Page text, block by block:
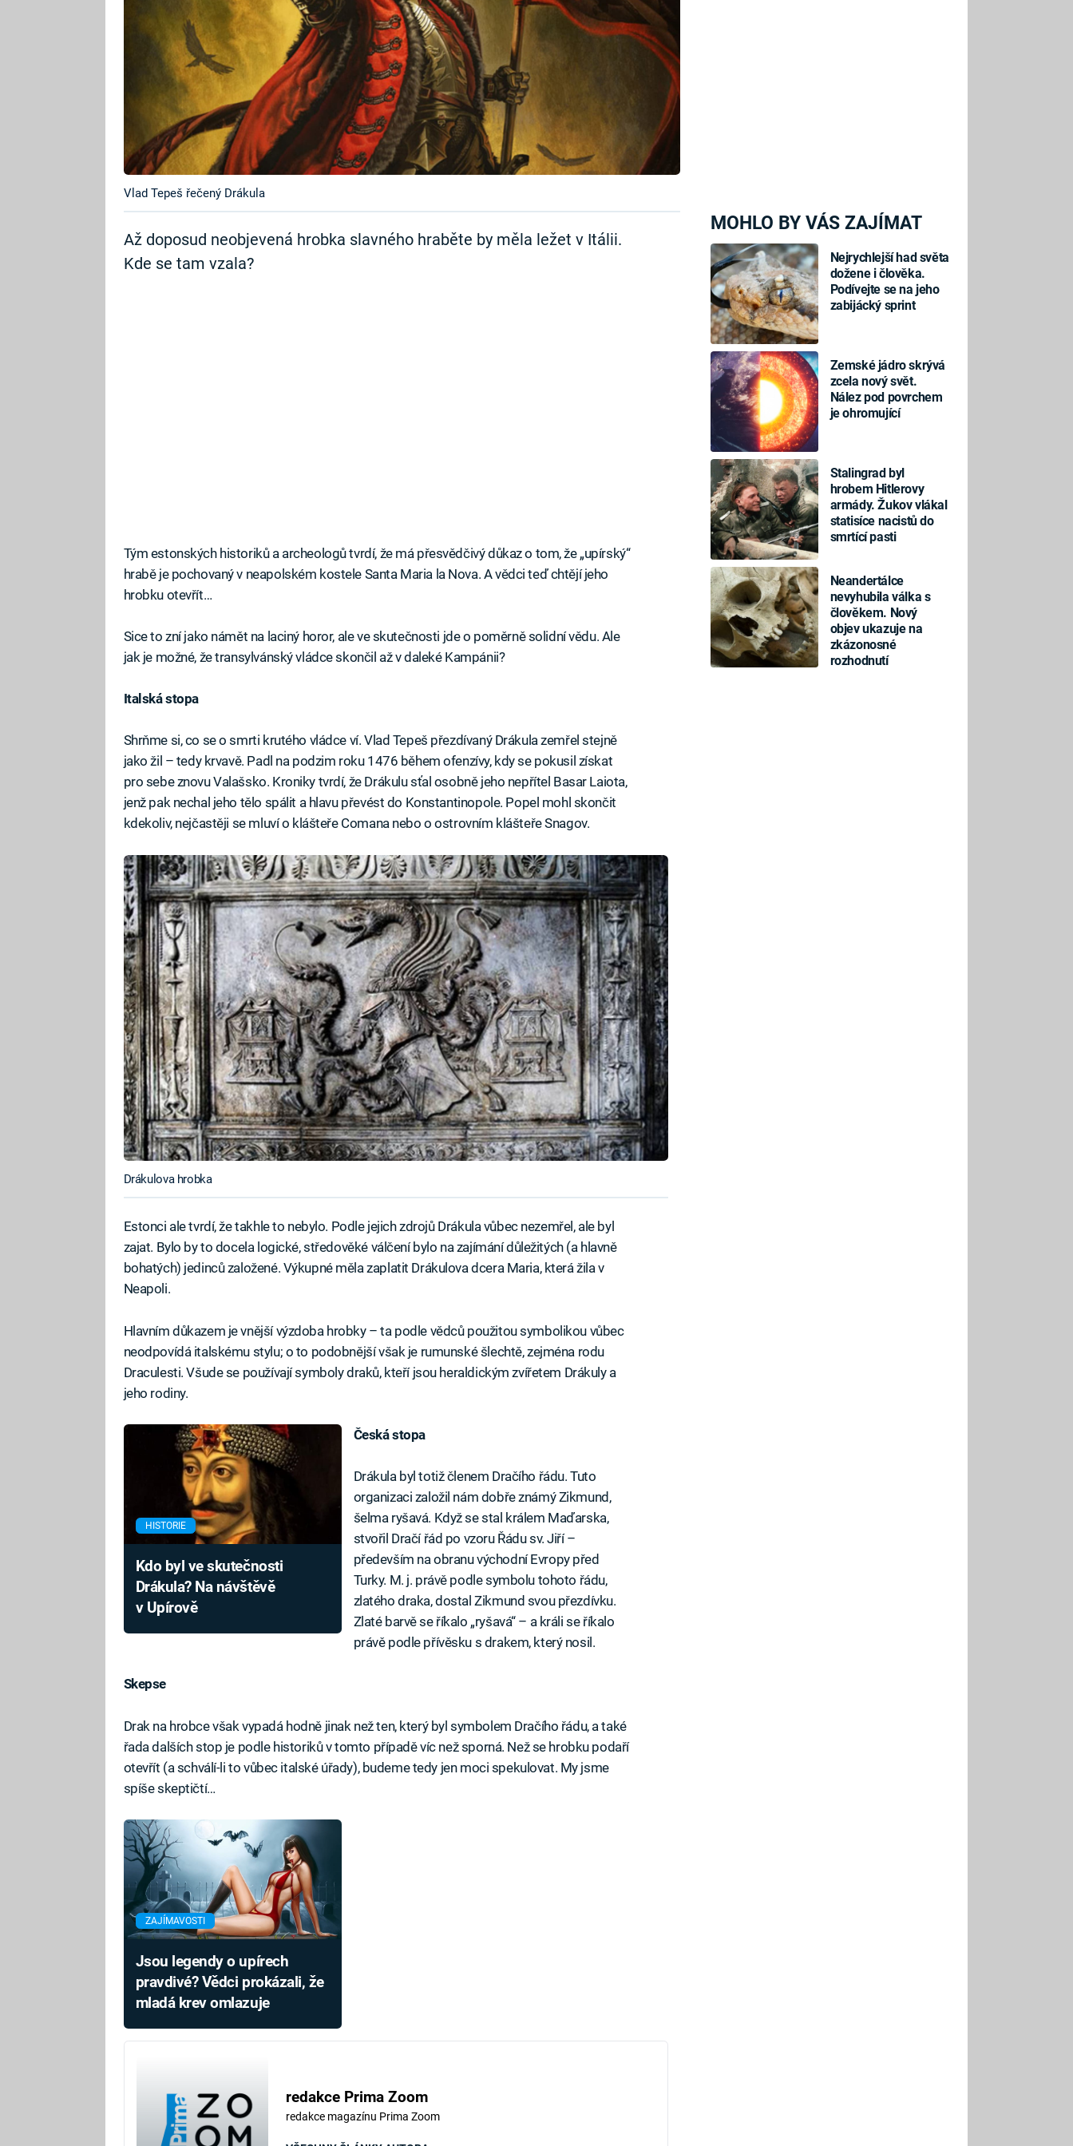
MOHLO BY VÁS ZAJÍMAT
Nejrychlejší had světa
dožene i člověka.
Podívejte se na jeho
zabijácký sprint
Zemské jádro skrývá
zcela nový svět.
Nález pod povrchem
je ohromující
Stalingrad byl
hrobem Hitlerovy
armády. Žukov vlákal
statisíce nacistů do
smrtící pasti
Neandertálce
nevyhubila válka s
člověkem. Nový
objev ukazuje na
zkázonosné
rozhodnutí
Vlad Tepeš řečený Drákula
Až doposud neobjevená hrobka slavného hraběte by měla ležet v Itálii.
Kde se tam vzala?
Tým estonských historiků a archeologů tvrdí, že má přesvědčivý důkaz o tom, že „upírský“
hrabě je pochovaný v neapolském kostele Santa Maria la Nova. A vědci teď chtějí jeho
hrobku otevřít…
Sice to zní jako námět na laciný horor, ale ve skutečnosti jde o poměrně solidní vědu. Ale
jak je možné, že transylvánský vládce skončil až v daleké Kampánii?
Italská stopa
Shrňme si, co se o smrti krutého vládce ví. Vlad Tepeš přezdívaný Drákula zemřel stejně
jako žil – tedy krvavě. Padl na podzim roku 1476 během ofenzívy, kdy se pokusil získat
pro sebe znovu Valašsko. Kroniky tvrdí, že Drákulu sťal osobně jeho nepřítel Basar Laiota,
jenž pak nechal jeho tělo spálit a hlavu převést do Konstantinopole. Popel mohl skončit
kdekoliv, nejčastěji se mluví o klášteře Comana nebo o ostrovním klášteře Snagov.
Drákulova hrobka
Estonci ale tvrdí, že takhle to nebylo. Podle jejich zdrojů Drákula vůbec nezemřel, ale byl
zajat. Bylo by to docela logické, středověké válčení bylo na zajímání důležitých (a hlavně
bohatých) jedinců založené. Výkupné měla zaplatit Drákulova dcera Maria, která žila v
Neapoli.
Hlavním důkazem je vnější výzdoba hrobky – ta podle vědců použitou symbolikou vůbec
neodpovídá italskému stylu; o to podobnější však je rumunské šlechtě, zejména rodu
Draculesti. Všude se používají symboly draků, kteří jsou heraldickým zvířetem Drákuly a
jeho rodiny.
HISTORIE
Kdo byl ve skutečnosti
Drákula? Na návštěvě
v Upírově
Česká stopa
Drákula byl totiž členem Dračího řádu. Tuto
organizaci založil nám dobře známý Zikmund,
šelma ryšavá. Když se stal králem Maďarska,
stvořil Dračí řád po vzoru Řádu sv. Jiří –
především na obranu východní Evropy před
Turky. M. j. právě podle symbolu tohoto řádu,
zlatého draka, dostal Zikmund svou přezdívku.
Zlaté barvě se říkalo „ryšavá“ – a králi se říkalo
právě podle přívěsku s drakem, který nosil.
Skepse
Drak na hrobce však vypadá hodně jinak než ten, který byl symbolem Dračího řádu, a také
řada dalších stop je podle historiků v tomto případě víc než sporná. Než se hrobku podaří
otevřít (a schválí-li to vůbec italské úřady), budeme tedy jen moci spekulovat. My jsme
spíše skeptičtí…
ZAJÍMAVOSTI
Jsou legendy o upírech
pravdivé? Vědci prokázali, že
mladá krev omlazuje
redakce Prima Zoom
redakce magazínu Prima Zoom